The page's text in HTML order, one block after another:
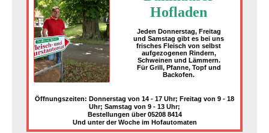
Nienhagen,
Schuckenbaum
Hofladen
Jeden Donnerstag, Freitag
und Samstag gibt es bei uns
frisches Fleisch von selbst
aufgezogenen Rindern,
Schweinen und Lämmern.
Für Grill, Pfanne, Topf und
Backofen.
Öffnungszeiten: Donnerstag von 14 - 17 Uhr; Freitag von 9 - 18
Uhr; Samstag von 9 - 13 Uhr;
Bestellungen über 05208 8414
Und unter der Woche im Hofautomaten